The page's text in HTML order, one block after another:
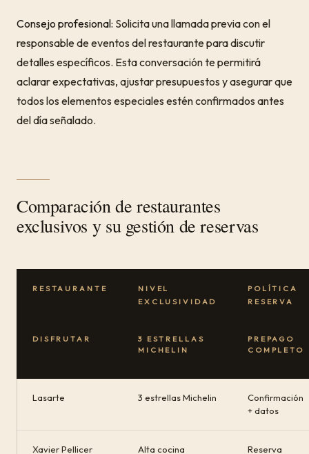
Consejo profesional: Solicita una llamada previa con el
responsable de eventos del restaurante para discutir
detalles específicos. Esta conversación te permitirá
aclarar expectativas, ajustar presupuestos y asegurar que
todos los elementos especiales estén confirmados antes
del día señalado.
Comparación de restaurantes
exclusivos y su gestión de reservas
RESTAURANTE
NIVEL
EXCLUSIVIDAD
POLÍTICA
RESERVA
DISFRUTAR
3 ESTRELLAS
MICHELIN
PREPAGO
COMPLETO
Lasarte 3 estrellas Michelin
Confirmación
+ datos
Xavier Pellicer
Alta cocina
Reserva